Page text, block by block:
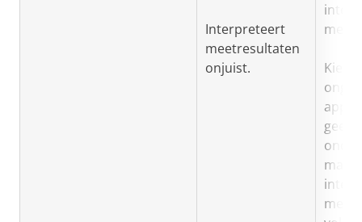
Interpreteert
meetresultaten
onjuist.
Kiest
geeft
maar